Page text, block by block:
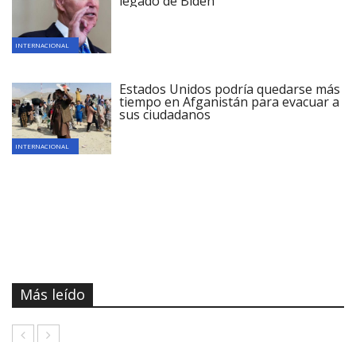
INTERNACIONAL
INTERNACIONAL
Estados Unidos podría quedarse más
tiempo en Afganistán para evacuar a
sus ciudadanos
Más leído